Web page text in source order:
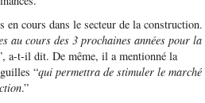
cours dans le secteur de la construction.
au cours des 3 prochaines années pour la
a-t-il dit. De même, il a mentionné la
“qui permettra de stimuler le marché
.”